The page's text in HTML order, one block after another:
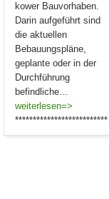
kower Bauvorhaben.
Darin aufgeführt sind
die aktuellen
Bebauungspläne,
geplante oder in der
Durchführung
befindliche…
weiterlesen=>
**************************